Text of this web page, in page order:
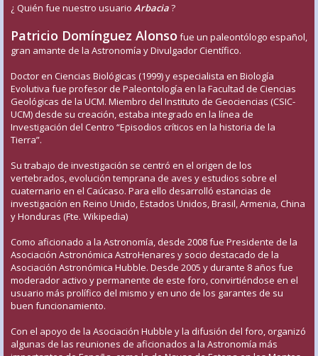
¿ Quién fue nuestro usuario Arbacia?
Patricio Domínguez Alonso fue un paleontólogo español,
gran amante de la Astronomía y Divulgador Científico.
Doctor en Ciencias Biológicas (1999) y especialista en Biología
Evolutiva fue profesor de Paleontología en la Facultad de Ciencias
Geológicas de la UCM. Miembro del Instituto de Geociencias (CSIC-
UCM) desde su creación, estaba integrado en la línea de
Investigación del Centro “Episodios críticos en la historia de la
Tierra”.
Su trabajo de investigación se centró en el origen de los
vertebrados, evolución temprana de aves y estudios sobre el
cuaternario en el Caúcaso. Para ello desarrolló estancias de
investigación en Reino Unido, Estados Unidos, Brasil, Armenia, China
y Honduras (Fte. Wikipedia)
Como aficionado a la Astronomía, desde 2008 fue Presidente de la
Asociación Astronómica AstroHenares y socio destacado de la
Asociación Astronómica Hubble. Desde 2005 y durante 8 años fue
moderador activo y permanente de este foro, convirtiéndose en el
usuario más prolífico del mismo y en uno de los garantes de su
buen funcionamiento.
Con el apoyo de la Asociación Hubble y la difusión del foro, organizó
algunas de las reuniones de aficionados a la Astronomía más